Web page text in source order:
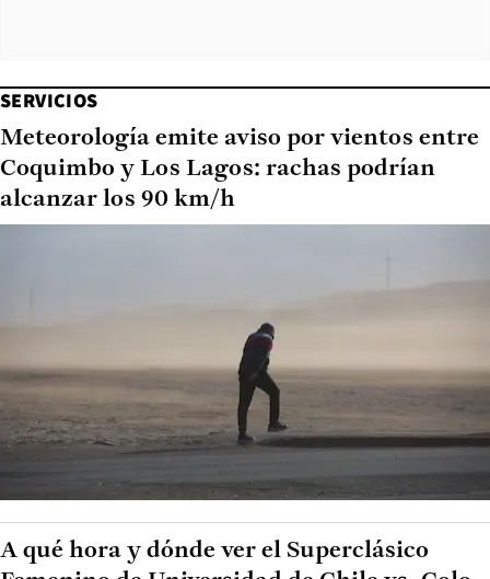
SERVICIOS
Meteorología emite aviso por vientos entre
Coquimbo y Los Lagos: rachas podrían
alcanzar los 90 km/h
A qué hora y dónde ver el Superclásico